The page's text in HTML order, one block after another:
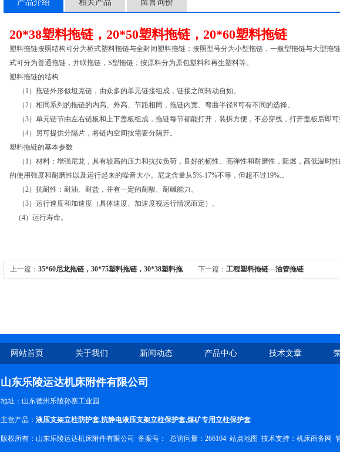
产品介绍 相关产品 留言询价
20*38塑料拖链，20*50塑料拖链，20*60塑料拖链
塑料拖链按照结构可分为桥式塑料拖链与全封闭塑料拖链；按照型号分为小型拖链，一般型拖链与大型拖
式可分为普通拖链，并联拖链，S型拖链；按原料分为原包塑料和再生塑料等。
塑料拖链的结构
（1）拖链外形似坦克链，由众多的单元链接组成，链接之间转动自如。
（2）相同系列的拖链的内高、外高、节距相同，拖链内宽、弯曲半径R可有不同的选择。
（3）单元链节由左右链板和上下盖板组成，拖链每节都能打开，装拆方便，不必穿线，打开盖板后即
（4）另可提供分隔片，将链内空间按需要分隔开。
塑料拖链的基本参数
（1）材料：增强尼龙，具有较高的压力和抗拉负荷，良好的韧性、高弹性和耐磨性，阻燃，高低温时
的使用强度和耐磨性以及运行起来的噪音大小。尼龙含量从5%-17%不等，但超不过19%.。
（2）抗耐性：耐油、耐盐，并有一定的耐酸、耐碱能力。
（3）运行速度和加速度（具体速度、加速度视运行情况而定）。
（4）运行寿命。
上一篇： 35*60尼龙拖链，30*75塑料拖链，30*38塑料拖 下一篇： 工程塑料拖链---油管拖链
网站首页 关于我们 新闻动态 产品中心 技术文章
山东乐陵运达机床附件有限公司
地址：山东德州乐陵孙寨工业园
主营产品： 液压支架立柱防护套,抗静电液压支架立柱保护套,煤矿专用立柱保护套
版权所有：山东乐陵运达机床附件有限公司 备案号： 总访问量：266104 站点地图 技术支持： 机床商务网